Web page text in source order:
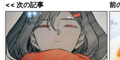
<< 次の記事 前